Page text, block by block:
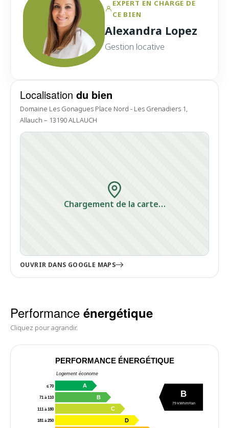
Localisation du bien
Domaine Les Gonagues Place Nord - Les Grenadiers 1,
Allauch – 13190 ALLAUCH
Chargement de la carte…
OUVRIR DANS GOOGLE MAPS
EXPERT EN CHARGE DE
CE BIEN
Alexandra Lopez
Gestion locative
Performance énergétique
Cliquez pour agrandir.
PERFORMANCE ÉNERGÉTIQUE
Logement économe
≤ 70 A
71 à 110 B
111 à 180 C
181 à 250 D
B
79 kWh/m²/an